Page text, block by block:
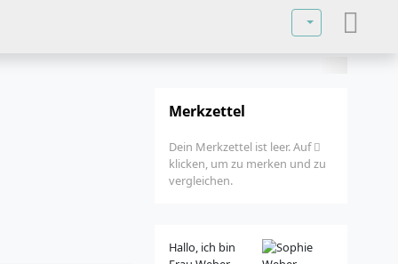
Sprache
Merkzettel
Dein Merkzettel ist leer. Auf
klicken, um zu merken und zu
vergleichen.
Hallo, ich bin